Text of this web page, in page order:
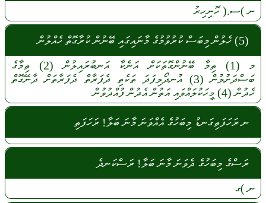
ނ)ސ.(ހޮނިހިރު
(5) ހެލުން މިބަސް ކުރުވުމުގެ މާނައިގައި ބޭނުން ކުރާގޮތް ހެއްލުން
މ (1) ތިމާބޭނުންގޮތަކަށްއަނެކާއަނބުރައިލުން (2)
ތިމާގެ
ބަސްދަށުލުން (3) އުނދޯލިފަދަ ތަކެތި ދެފަރާތް ދެފަރާތަށް ދާނޭގޮތް
ހެދުން(4) މީހަކުލައްވައިއަތުންއެދުންފުއްދުވުން
ނ ރަހަފަތިގަނޑު މިބަހުގެ އެއްވަނަ މާނަ ބަލާ! ރަހަފަތި
ރަސްގެ މިބަހުގެ ދެވަނަ މާނަ ބަލާ! ރަސްކަނދެ
ނ)ގ